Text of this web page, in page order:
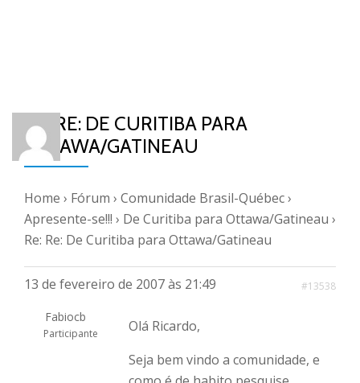
RE: RE: DE CURITIBA PARA
OTTAWA/GATINEAU
Home › Fórum › Comunidade Brasil-Québec›
Apresente-se!!! › De Curitiba para Ottawa/Gatineau ›
Re: Re: De Curitiba para Ottawa/Gatineau
13 de fevereiro de 2007 às 21:49 #13538
Fabiocb
Participante
Olá Ricardo,
Seja bem vindo a comunidade, e